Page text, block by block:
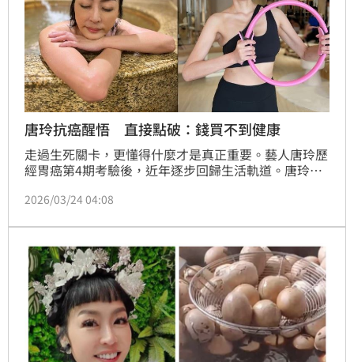
唐玲抗癌醒悟 直接點破：錢買不到健康
走過生死關卡，更懂得什麼才是真正重要。藝人唐玲歷
經胃癌第4期考驗後，近年逐步回歸生活軌道。唐玲在
人生體悟，一字一句直戳人心。林宜君
2026/03/24 04:08